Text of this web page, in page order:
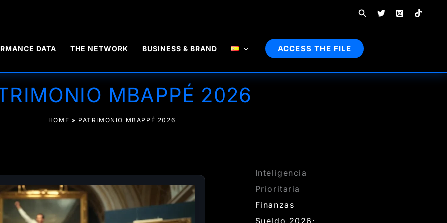
Buscar
DATA THE NETWORK BUSINESS & BRAND ACCESS THE FILE
MBAPPÉ 2026
HOME » PATRIMONIO MBAPPÉ 2026
Inteligencia
Prioritaria
Finanzas
Sueldo 2026: